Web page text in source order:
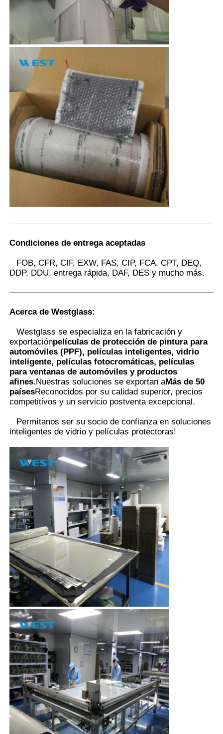
Condiciones de entrega aceptadas
FOB, CFR, CIF, EXW, FAS, CIP, FCA, CPT, DEQ,
DDP, DDU, entrega rápida, DAF, DES y mucho más.
Acerca de Westglass:
Westglass se especializa en la fabricación y
exportaciónpelículas de protección de pintura para
automóviles (PPF), películas inteligentes, vidrio
inteligente, películas fotocromáticas, películas
para ventanas de automóviles y productos
afines.Nuestras soluciones se exportan aMás de 50
paísesReconocidos por su calidad superior, precios
competitivos y un servicio postventa excepcional.
Permítanos ser su socio de confianza en soluciones
inteligentes de vidrio y películas protectoras!